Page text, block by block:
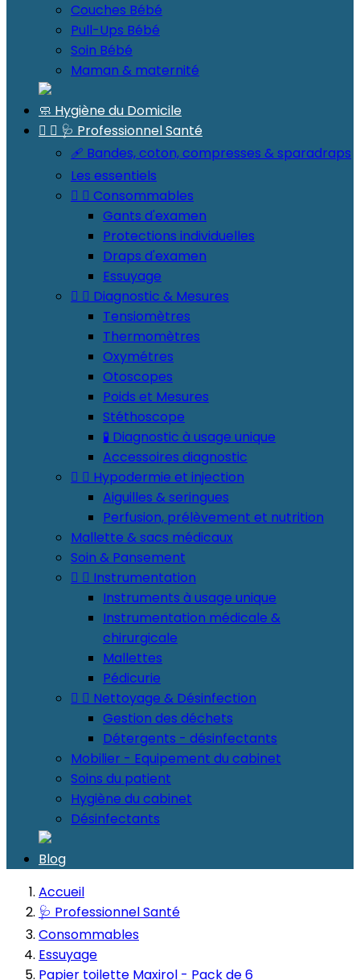
Couches Bébé
Pull-Ups Bébé
Soin Bébé
Maman & maternité
🧼 Hygiène du Domicile
  🩺 Professionnel Santé
🩹 Bandes, coton, compresses & sparadraps
Les essentiels
  Consommables
Gants d'examen
Protections individuelles
Draps d'examen
Essuyage
  Diagnostic & Mesures
Tensiomètres
Thermomètres
Oxymétres
Otoscopes
Poids et Mesures
Stéthoscope
🧪 Diagnostic à usage unique
Accessoires diagnostic
  Hypodermie et injection
Aiguilles & seringues
Perfusion, prélèvement et nutrition
Mallette & sacs médicaux
Soin & Pansement
  Instrumentation
Instruments à usage unique
Instrumentation médicale &
chirurgicale
Mallettes
Pédicurie
  Nettoyage & Désinfection
Gestion des déchets
Détergents - désinfectants
Mobilier - Equipement du cabinet
Soins du patient
Hygiène du cabinet
Désinfectants
Blog
Accueil
🩺 Professionnel Santé
Consommables
Essuyage
Papier toilette Maxirol - Pack de 6